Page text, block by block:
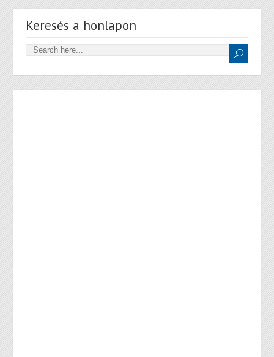
Keresés a honlapon